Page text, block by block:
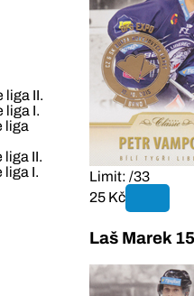
liga II.
liga I.
liga
liga II.
liga I.
Limit: /33
25 Kč
Laš Marek